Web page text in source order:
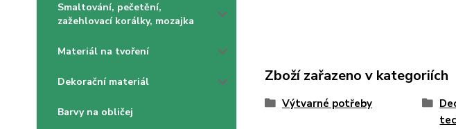
Smaltování, pečetění,
zažehlovací korálky, mozajka
Materiál na tvoření
Dekorační materiál
Barvy na obličej
Zboží zařazeno v kategoriích
Výtvarné potřeby